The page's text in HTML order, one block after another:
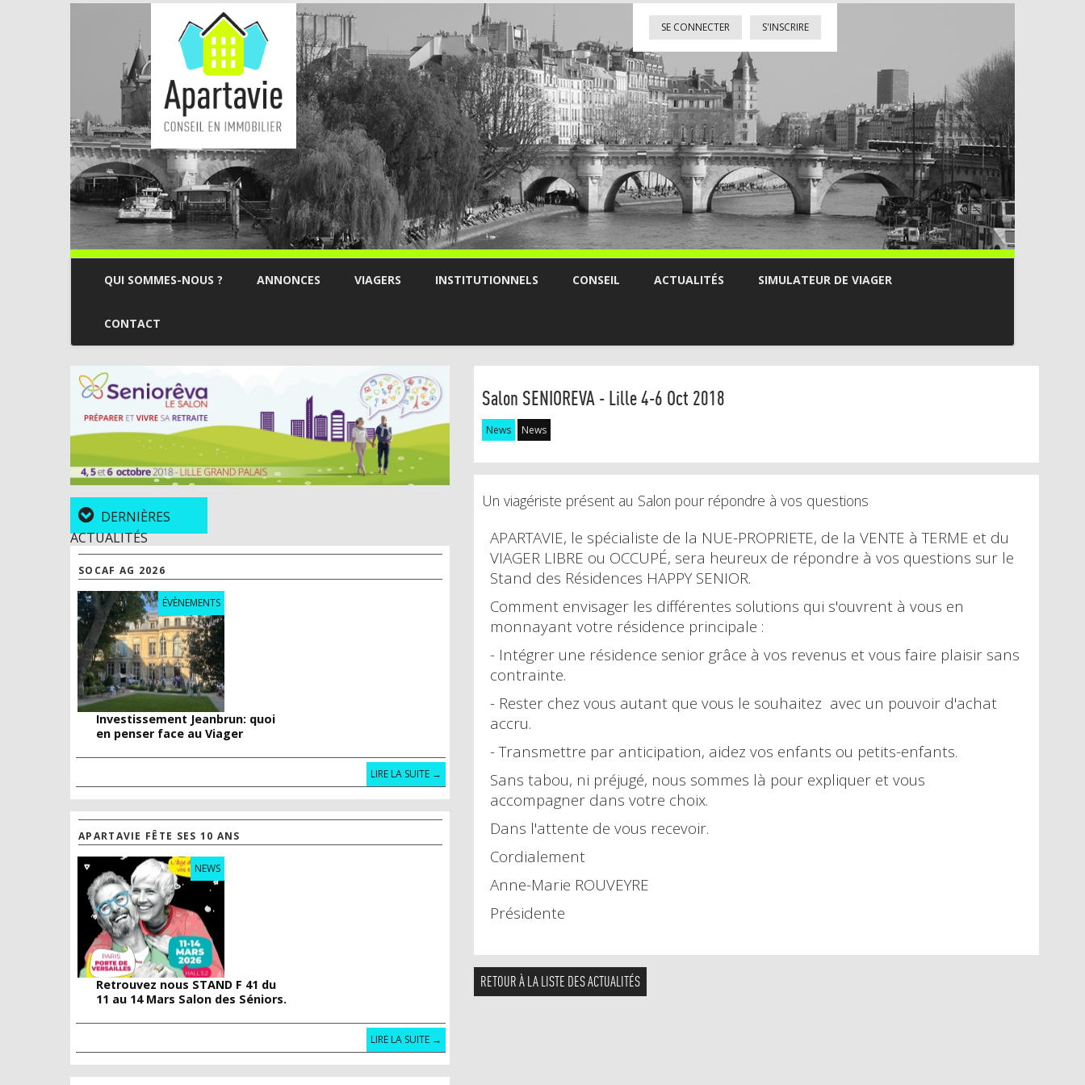
SE CONNECTER S'INSCRIRE
QUI SOMMES-NOUS ? ANNONCES VIAGERS INSTITUTIONNELS CONSEIL ACTUALITÉS SIMULATEUR DE VIAGER
CONTACT
DERNIÈRES
ACTUALITÉS
SOCAF AG 2026
ÉVÈNEMENTS
Investissement Jeanbrun: quoi
en penser face au Viager
LIRE LA SUITE →
APARTAVIE FÊTE SES 10 ANS
NEWS
Retrouvez nous STAND F 41 du
11 au 14 Mars Salon des Séniors.
LIRE LA SUITE →
Salon SENIOREVA - Lille 4-6 Oct 2018
News News
Un viagériste présent au Salon pour répondre à vos questions
APARTAVIE, le spécialiste de la NUE-PROPRIETE, de la VENTE à TERME et du
VIAGER LIBRE ou OCCUPÉ, sera heureux de répondre à vos questions sur le
Stand des Résidences HAPPY SENIOR.
Comment envisager les différentes solutions qui s'ouvrent à vous en
monnayant votre résidence principale :
- Intégrer une résidence senior grâce à vos revenus et vous faire plaisir sans
contrainte.
- Rester chez vous autant que vous le souhaitez avec un pouvoir d'achat
accru.
- Transmettre par anticipation, aidez vos enfants ou petits-enfants.
Sans tabou, ni préjugé, nous sommes là pour expliquer et vous
accompagner dans votre choix.
Dans l'attente de vous recevoir.
Cordialement
Anne-Marie ROUVEYRE
Présidente
RETOUR À LA LISTE DES ACTUALITÉS